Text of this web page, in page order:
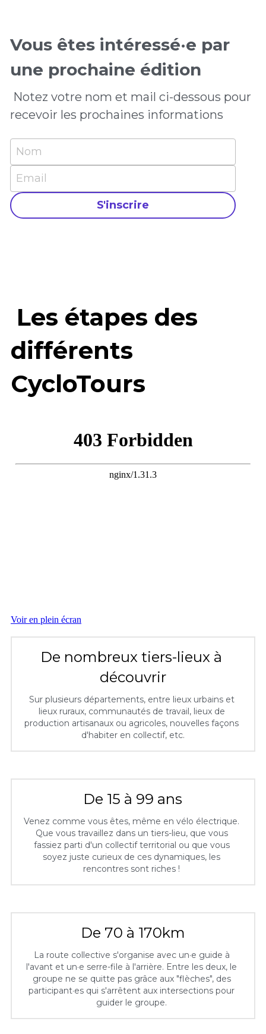
Vous êtes intéressé·e par
une prochaine édition
recevoir les prochaines informations
Nom
Email
S'inscrire
Les étapes des
différents
CycloTours
De nombreux tiers-lieux à
découvrir
Sur plusieurs départements, entre lieux urbains et
lieux ruraux, communautés de travail, lieux de
production artisanaux ou agricoles, nouvelles façons
d'habiter en collectif, etc.
De 15 à 99 ans
Venez comme vous êtes, même en vélo électrique.
Que vous travaillez dans un tiers-lieu, que vous
fassiez parti d'un collectif territorial ou que vous
soyez juste curieux de ces dynamiques, les
rencontres sont riches !
De 70 à 170km
La route collective s'organise avec un·e guide à
l'avant et un·e serre-file à l'arrière. Entre les deux, le
groupe ne se quitte pas grâce aux "flèches", des
participant·es qui s'arrêtent aux intersections pour
guider le groupe.